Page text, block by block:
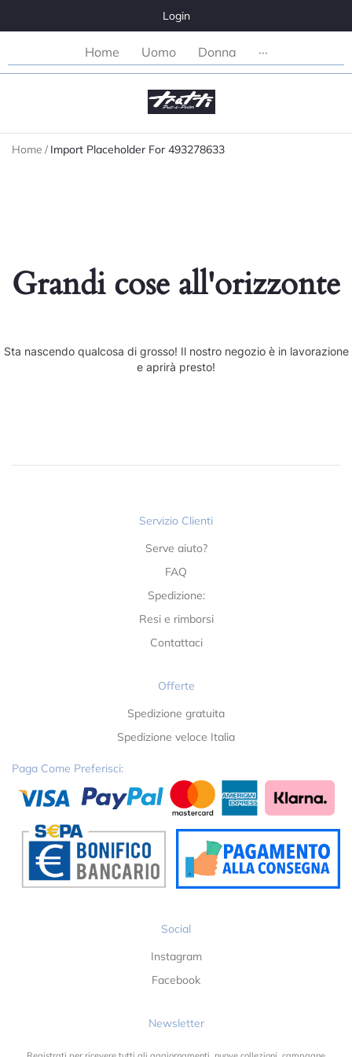
Login
Home Uomo Donna ···
Home / Import Placeholder For 493278633
Grandi cose all'orizzonte
Sta nascendo qualcosa di grosso! Il nostro negozio è in lavorazione
e aprirà presto!
Servizio Clienti
Serve aiuto?
FAQ
Spedizione:
Resi e rimborsi
Contattaci
Offerte
Spedizione gratuita
Spedizione veloce Italia
Paga Come Preferisci:
Social
Instagram
Facebook
Newsletter